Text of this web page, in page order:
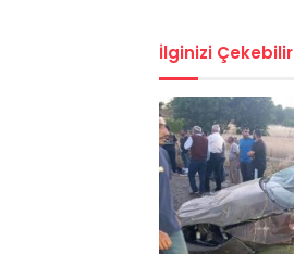
İlginizi Çekebilir